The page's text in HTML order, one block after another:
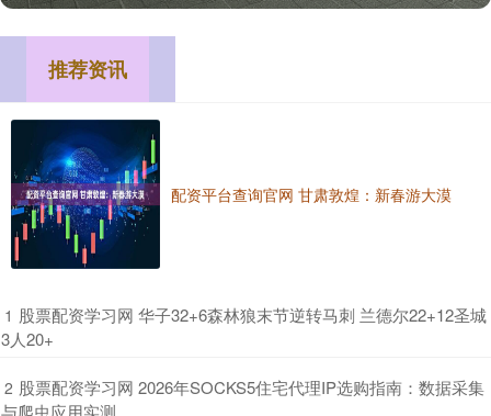
推荐资讯
配资平台查询官网 甘肃敦煌：新春游大漠
1 ​股票配资学习网 华子32+6森林狼末节逆转马刺 兰德尔22+12圣城
3人20+
2 ​股票配资学习网 2026年SOCKS5住宅代理IP选购指南：数据采集